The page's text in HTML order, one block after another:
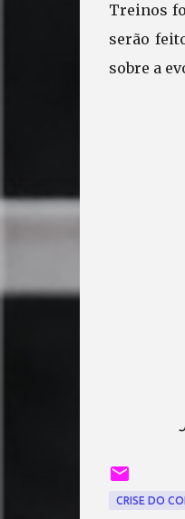
Treinos
serão
sobre a
CRISE DO